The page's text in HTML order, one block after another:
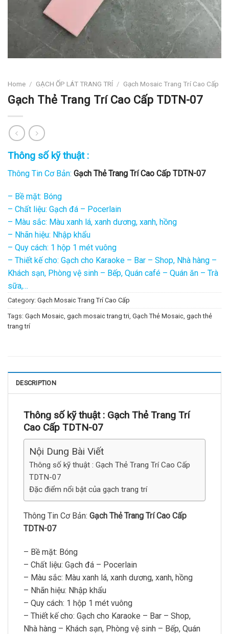
Home / GẠCH ỐP LÁT TRANG TRÍ / Gạch Mosaic Trang Trí Cao Cấp
Gạch Thẻ Trang Trí Cao Cấp TDTN-07
Thông số kỹ thuật :
Thông Tin Cơ Bản: Gạch Thẻ Trang Trí Cao Cấp TDTN-07
– Bề mặt: Bóng
– Chất liệu: Gạch đá – Pocerlain
– Màu sắc: Màu xanh lá, xanh dương, xanh, hồng
– Nhãn hiệu: Nhập khẩu
– Quy cách: 1 hộp 1 mét vuông
– Thiết kế cho: Gạch cho Karaoke – Bar – Shop, Nhà hàng –
Khách sạn, Phòng vệ sinh – Bếp, Quán café – Quán ăn – Trà
sữa,…
Category: Gạch Mosaic Trang Trí Cao Cấp
Tags: Gạch Mosaic, gạch mosaic trang tri, Gạch Thẻ Mosaic, gạch thẻ
trang trí
DESCRIPTION
Thông số kỹ thuật : Gạch Thẻ Trang Trí
Cao Cấp TDTN-07
Nội Dung Bài Viết
Thông số kỹ thuật : Gạch Thẻ Trang Trí Cao Cấp
TDTN-07
Đặc điểm nổi bật của gạch trang trí
Thông Tin Cơ Bản: Gạch Thẻ Trang Trí Cao Cấp
TDTN-07
– Bề mặt: Bóng
– Chất liệu: Gạch đá – Pocerlain
– Màu sắc: Màu xanh lá, xanh dương, xanh, hồng
– Nhãn hiệu: Nhập khẩu
– Quy cách: 1 hộp 1 mét vuông
– Thiết kế cho: Gạch cho Karaoke – Bar – Shop,
Nhà hàng – Khách sạn, Phòng vệ sinh – Bếp, Quán